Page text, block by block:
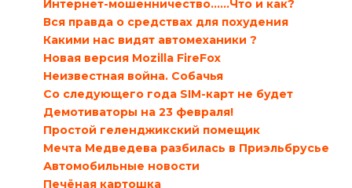
Интернет-мошенничество......Что и как?
Вся правда о средствах для похудения
Какими нас видят автомеханики ?
Новая версия Mozilla FireFox
Неизвестная война. Собачья
Со следующего года SIM-карт не будет
Демотиваторы на 23 февраля!
Простой геленджикский помещик
Мечта Медведева разбилась в Приэльбрусье
Автомобильные новости
Печёная картошка